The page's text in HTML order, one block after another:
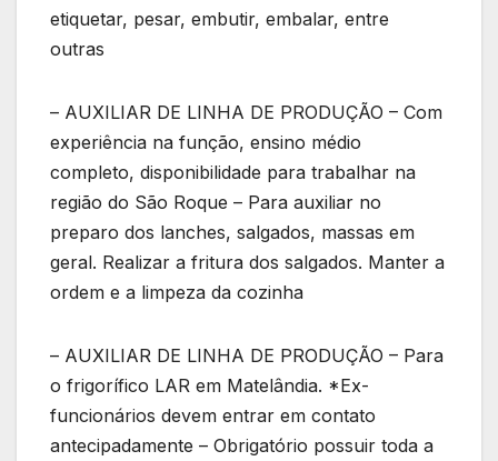
etiquetar, pesar, embutir, embalar, entre
outras
– AUXILIAR DE LINHA DE PRODUÇÃO – Com
experiência na função, ensino médio
completo, disponibilidade para trabalhar na
região do São Roque – Para auxiliar no
preparo dos lanches, salgados, massas em
geral. Realizar a fritura dos salgados. Manter a
ordem e a limpeza da cozinha
– AUXILIAR DE LINHA DE PRODUÇÃO – Para
o frigorífico LAR em Matelândia. *Ex-
funcionários devem entrar em contato
antecipadamente – Obrigatório possuir toda a